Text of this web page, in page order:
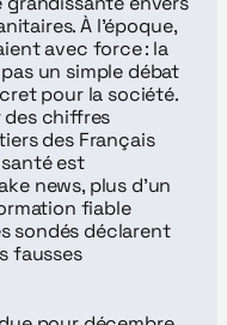
À l’époque,
avec force : la
un simple débat
pour la société.
des chiffres
des Français
est
news, plus d’un
fiable
sondés déclarent
fausses